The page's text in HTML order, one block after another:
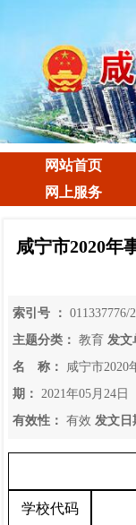
网站首页
网上服务
咸宁市2020年
索引号 ： 011337776/
主题分类：
教育 发文
名 称：
咸宁市2020
期：
2021年05月24日
有效性：
有效 发文日
学校代码